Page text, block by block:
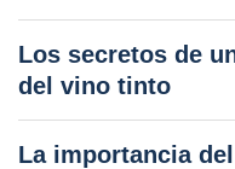
Los secretos de
del vino tinto
La importancia